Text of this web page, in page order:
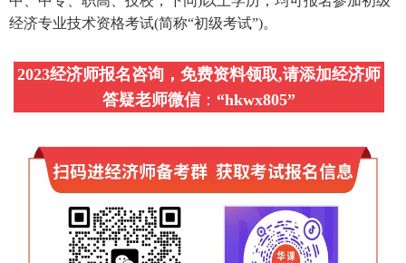
经济专业技术资格考试(简称“初级考试”)。
2023经济师报名咨询，免费资料领取,请添加经济师
答疑老师微信： “hkwx805”